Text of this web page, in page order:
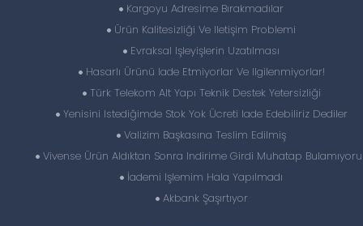
Kargoyu Adresime Bırakmadılar
Ürün Kalitesizliği Ve Iletişim Problemi
Evraksal Işleyişlerin Uzatılması
Hasarlı Ürünü Iade Etmiyorlar Ve Ilgilenmiyorlar!
Türk Telekom Alt Yapı Teknik Destek Yetersizliği
Yenisini Istediğimde Stok Yok Ücreti Iade Edebiliriz Dediler
Valizim Başkasına Teslim Edilmiş
Vivense Ürün Aldıktan Sonra Indirime Girdi Muhatap
İademi Işlemim Hala Yapılmadı
Akbank Şaşırtıyor